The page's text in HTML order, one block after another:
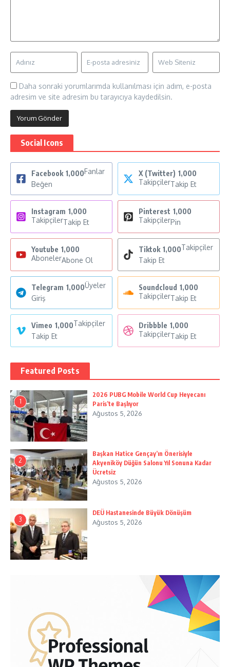
Daha sonraki yorumlarımda kullanılması için adım, e-posta
adresim ve site adresim bu tarayıcıya kaydedilsin.
Social Icons
Facebook 1,000Fanlar
Beğen
X (Twitter) 1,000
TakipçilerTakip Et
Instagram 1,000
TakipçilerTakip Et
Pinterest 1,000
TakipçilerPin
Youtube 1,000
AbonelerAbone Ol
Tiktok 1,000Takipçiler
Takip Et
Telegram 1,000Üyeler
Giriş
Soundcloud 1,000
TakipçilerTakip Et
Vimeo 1,000Takipçiler
Takip Et
Dribbble 1,000
TakipçilerTakip Et
Featured Posts
1
2026 PUBG Mobile World Cup Heyecanı
Paris’te Başlıyor
Ağustos 5, 2026
2
Başkan Hatice Gençay’ın Önerisiyle
Akyeniköy Düğün Salonu Yıl Sonuna Kadar
Ücretsiz
Ağustos 5, 2026
3
DEÜ Hastanesinde Büyük Dönüşüm
Ağustos 5, 2026